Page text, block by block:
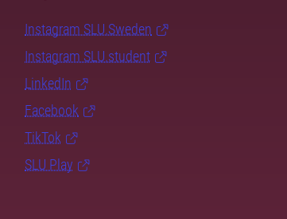
Instagram SLU.Sweden
Instagram SLU.student
LinkedIn
Facebook
TikTok
SLU Play